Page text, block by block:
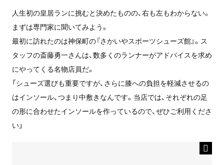
人生初の皇居ランに挑むと決めたものの、右も左もわからない。
まずは専門家に聞いてみよう。
最初に訪れたのは神保町の『さかいやスポーツシューズ館』。ス
タッフの斎藤勇一さんは、数多くのランナーがアドバイスを求め
にやってくる名物店員だ。
「シューズ選びも重要ですが、さらに膝への負担を軽減させるの
はインソール、つまり中敷きなんです。当店では、それぞれの足
の形に合わせたインソールを作っているので、ぜひご利用くださ
い」